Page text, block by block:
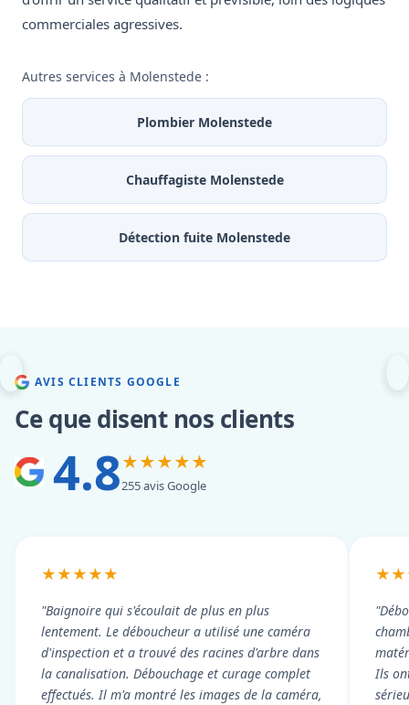
commerciales agressives.
Autres services à Molenstede :
Plombier Molenstede
Chauffagiste Molenstede
Détection fuite Molenstede
AVIS CLIENTS GOOGLE
Ce que disent nos clients
4.8★★★★★
255 avis Google
★★★★★
"Baignoire qui s'écoulait de plus en plus
lentement. Le déboucheur a utilisé une caméra
d'inspection et a trouvé des racines d'arbre dans
la canalisation. Débouchage et curage complet
effectués. Il m'a montré les images de la caméra,
Ils